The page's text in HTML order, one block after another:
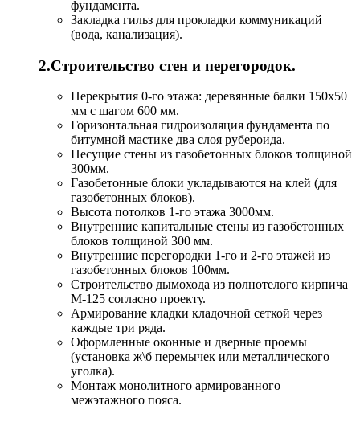
фундамента.
Закладка гильз для прокладки коммуникаций
(вода, канализация).
2.Строительство стен и перегородок.
Перекрытия 0-го этажа: деревянные балки 150х50
мм с шагом 600 мм.
Горизонтальная гидроизоляция фундамента по
битумной мастике два слоя рубероида.
Несущие стены из газобетонных блоков толщиной
300мм.
Газобетонные блоки укладываются на клей (для
газобетонных блоков).
Высота потолков 1-го этажа 3000мм.
Внутренние капитальные стены из газобетонных
блоков толщиной 300 мм.
Внутренние перегородки 1-го и 2-го этажей из
газобетонных блоков 100мм.
Строительство дымохода из полнотелого кирпича
М-125 согласно проекту.
Армирование кладки кладочной сеткой через
каждые три ряда.
Оформленные оконные и дверные проемы
(установка ж\б перемычек или металлического
уголка).
Монтаж монолитного армированного
межэтажного пояса.